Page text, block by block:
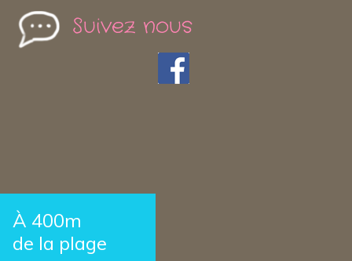
Suivez nous
À 400m
de la plage